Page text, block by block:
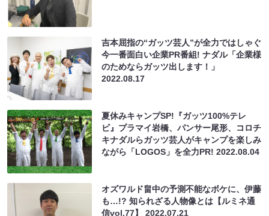
吉本屈指の“ガッツ芸人”が全力ではしゃぐ
今一番面白い企業PR番組! ナダル「企業様
のためならガッツ出します！」
2022.08.17
夏休みキャンプSP!『ガッツ100%テレ
ビ』プラマイ岩橋、パンサー尾形、コロチ
キナダルらガッツ芸人がキャンプを楽しみ
ながら「LOGOS」を全力PR!2022.08.04
オズワルド畠中の予測不能なボケに、伊藤
も…!? 知られざる人物像とは【ルミネ通
信vol.77】2022.07.21